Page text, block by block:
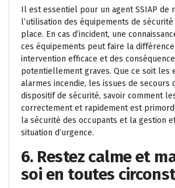
Il est essentiel pour un agent SSIAP de
l’utilisation des équipements de
place. En cas d’incident, une
ces équipements peut faire la
intervention efficace et des
potentiellement graves. Que ce soit les
alarmes incendie, les issues de secours
dispositif de sécurité, savoir comment
correctement et rapidement est
la sécurité des occupants et la gestion
situation d’urgence.
6. Restez calme et
soi en toutes